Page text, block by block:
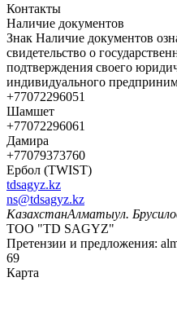
Контакты
Наличие документов
Знак Наличие документов
свидетельство о
подтверждения своего
индивидуального
+77072296051
Шамшет
+77072296061
Дамира
+77079373760
Ербол (TWIST)
tdsagyz.kz
ns@tdsagyz.kz
КазахстанАлматыул.
ТОО "TD SAGYZ"
Претензии и предложения:
69
Карта